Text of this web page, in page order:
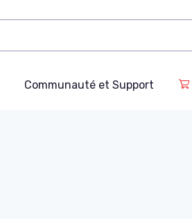
Communauté et Support